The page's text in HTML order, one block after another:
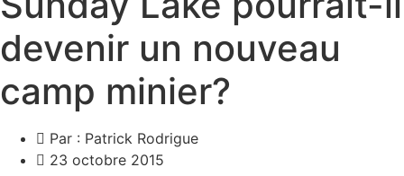
devenir un nouveau
camp minier?
Par : Patrick Rodrigue
23 octobre 2015